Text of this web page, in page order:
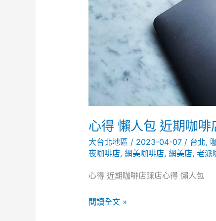
心得 懶人包 近期咖
大台北地區 / 2023-04-07 / 台北,
夜咖啡店, 網美咖啡店, 網美店, 老派
心得 近期咖啡店踩店心得 懶人包
心
閱讀全文 »